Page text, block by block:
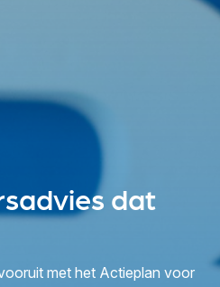
dat
met het Actieplan voor